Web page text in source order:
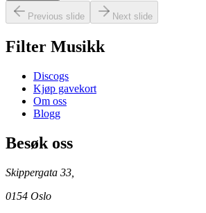
Previous slide Next slide
Filter Musikk
Discogs
Kjøp gavekort
Om oss
Blogg
Besøk oss
Skippergata 33,
0154 Oslo